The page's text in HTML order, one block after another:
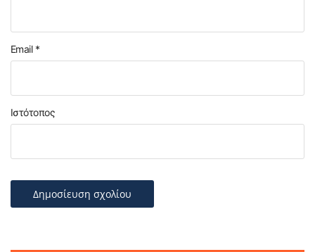
Email *
Ιστότοπος